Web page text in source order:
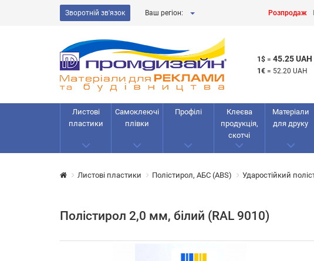
Зворотній зв'язок Ваш регіон: Розпродаж
1$ = 45.25 UAH
1€ = 52.20 UAH
Листові
пластики
Самоклеючі
плівки
Профілі
Клеєва
продукція,
скотчі
Матеріали
для друку
Листові пластики Полістирол, АБС (ABS) Ударостійкий
Полістирол 2,0 мм, білий (RAL 9010)